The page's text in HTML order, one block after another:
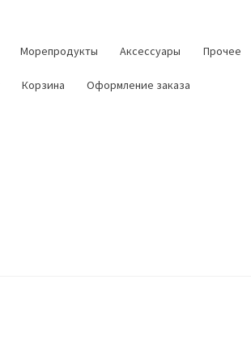
Морепродукты Аксессуары Прочее
Корзина Оформление заказа